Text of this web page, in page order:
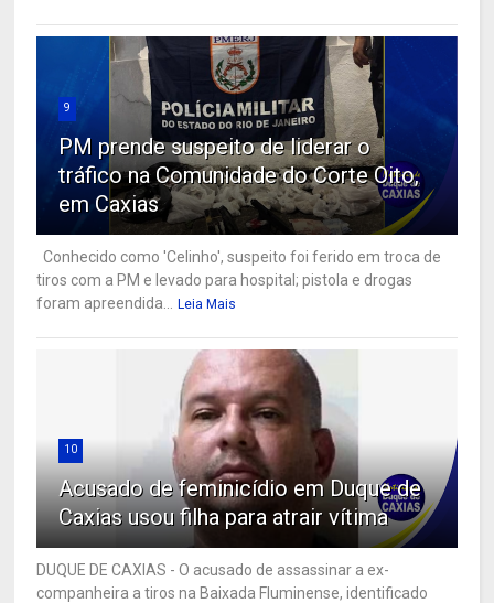
9
PM prende suspeito de liderar o
tráfico na Comunidade do Corte Oito,
em Caxias
Conhecido como 'Celinho', suspeito foi ferido em troca de
tiros com a PM e levado para hospital; pistola e drogas
foram apreendida...
Leia Mais
10
Acusado de feminicídio em Duque de
Caxias usou filha para atrair vítima
DUQUE DE CAXIAS - O acusado de assassinar a ex-
companheira a tiros na Baixada Fluminense, identificado